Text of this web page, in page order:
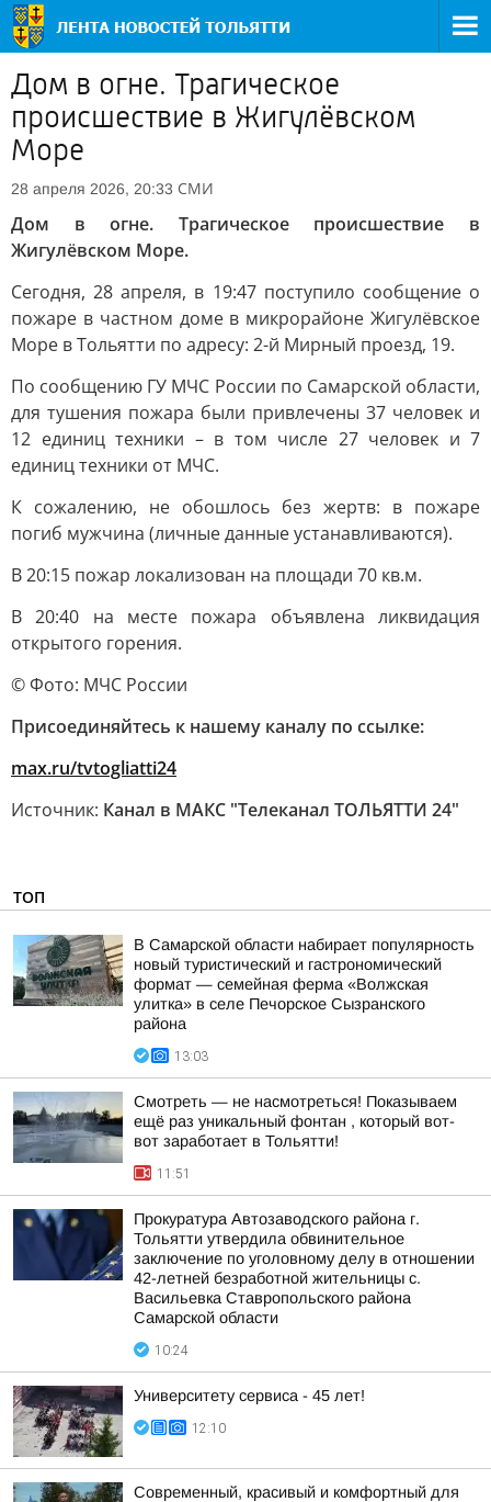
Дом в огне. Трагическое
происшествие в Жигулёвском
Море
28 апреля 2026, 20:33 СМИ
Дом в огне. Трагическое происшествие в
Жигулёвском Море.
Сегодня, 28 апреля, в 19:47 поступило сообщение о
пожаре в частном доме в микрорайоне Жигулёвское
Море в Тольятти по адресу: 2-й Мирный проезд, 19.
По сообщению ГУ МЧС России по Самарской области,
для тушения пожара были привлечены 37 человек и
12 единиц техники – в том числе 27 человек и 7
единиц техники от МЧС.
К сожалению, не обошлось без жертв: в пожаре
погиб мужчина (личные данные устанавливаются).
В 20:15 пожар локализован на площади 70 кв.м.
В 20:40 на месте пожара объявлена ликвидация
открытого горения.
© Фото: МЧС России
Присоединяйтесь к нашему каналу по ссылке:
max.ru/tvtogliatti24
Источник: Канал в МАКС "Телеканал ТОЛЬЯТТИ 24"
ТОП
В Самарской области набирает популярность
новый туристический и гастрономический
формат — семейная ферма «Волжская
улитка» в селе Печорское Сызранского
района
13:03
Смотреть — не насмотреться! Показываем
ещё раз уникальный фонтан , который вот-
вот заработает в Тольятти!
11:51
Прокуратура Автозаводского района г.
Тольятти утвердила обвинительное
заключение по уголовному делу в отношении
42-летней безработной жительницы с.
Васильевка Ставропольского района
Самарской области
10:24
Университету сервиса - 45 лет!
12:10
Современный, красивый и комфортный для